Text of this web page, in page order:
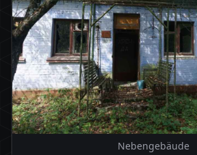
Nebengebäude